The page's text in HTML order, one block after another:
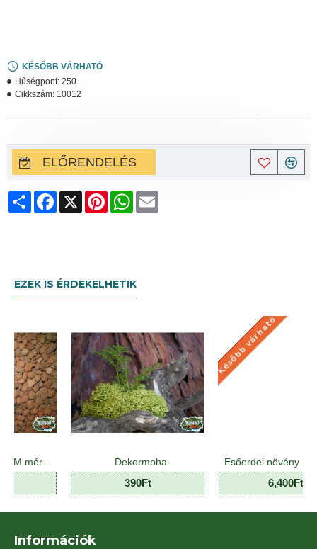
KÉSŐBB VÁRHATÓ
Hűségpont: 250
Cikkszám: 10012
ELŐRENDELÉS
ShareFacebook
X PinterestWhatsApp
EZEK IS ÉRDEKELHETIK
Dekormoha
KÉSŐBB VÁRHATÓ
Később várható
Esőerdei növény mix - Jungle Plant Mix (8 O)
Információk